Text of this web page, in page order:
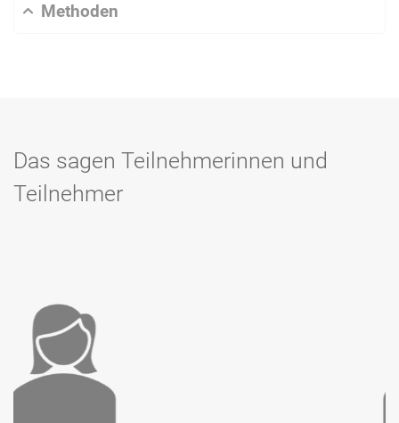
Methoden
Das sagen Teilnehmerinnen und
Teilnehmer